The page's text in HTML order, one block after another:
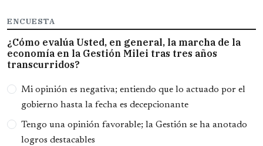
ENCUESTA
¿Cómo evalúa Usted, en general, la marcha de la
economía en la Gestión Milei tras tres años
transcurridos?
Opciones
Mi opinión es negativa; entiendo que lo actuado por el
gobierno hasta la fecha es decepcionante
Tengo una opinión favorable; la Gestión se ha anotado
logros destacables